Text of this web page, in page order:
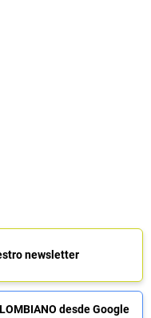
newsletter
desde Google